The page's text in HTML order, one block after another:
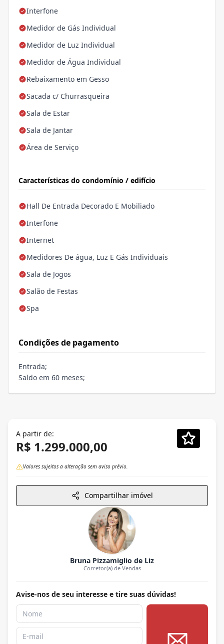
Interfone
Medidor de Gás Individual
Medidor de Luz Individual
Medidor de Água Individual
Rebaixamento em Gesso
Sacada c/ Churrasqueira
Sala de Estar
Sala de Jantar
Área de Serviço
Características do condomínio / edifício
Hall De Entrada Decorado E Mobiliado
Interfone
Internet
Medidores De água, Luz E Gás Individuais
Sala de Jogos
Salão de Festas
Spa
Condições de pagamento
Entrada;
Saldo em 60 meses;
A partir de:
R$ 1.299.000,00
Valores sujeitos a alteração sem aviso prévio.
Compartilhar imóvel
Bruna Pizzamiglio de Liz
Corretor(a) de Vendas
Avise-nos de seu interesse e tire suas dúvidas!